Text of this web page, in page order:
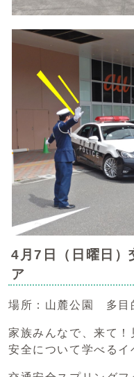
4月7日（日曜日）
ア
場所：山麓公園 多目
家族みんなで、来て
安全について学べるイ